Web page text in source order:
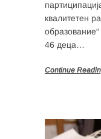
квалитетен
46 деца…
Continue